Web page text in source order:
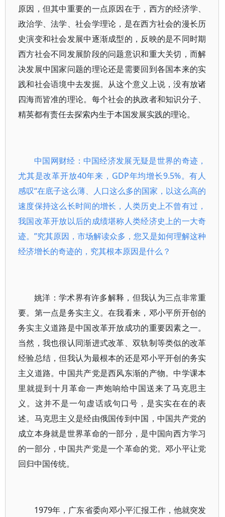
原因，但其中重要的一点原因在于，西方的经济学、
政治学、法学、社会学理论，是在西方社会的漫长历
史演变和社会发展中逐渐成型的，反映的是不同时期
西方社会不同发展阶段的问题意识和重大关切，而解
决发展中国家问题的理论还是需要回到各国本来的实
践和社会语境中去发掘。从这个意义上说，没有放诸
四海而皆准的理论。每个社会的执政者和知识分子、
精英都有责任去探索内生于本国发展实践的理论。
中国网财经：中国经济发展无疑是世界的奇迹，
尤其是改革开放40年来，GDP年均增长9.5%。有人
感叹“在底子这么薄、人口这么多的国家，以这么高的
速度保持这么长时间的增长，人类历史上不曾有过，
我国改革开放以后的成绩堪称人类经济史上的一大奇
迹。”究其原因，市场解读众多，您又是如何理解这种
经济增长的奇迹的，究其根本原因是什么？
姚洋：学术界有许多解释，但我认为三点非常重
要。第一点是务实主义。在我看来，邓小平所开创的
务实主义道路是中国改革开放成功的重要因素之一。
当然，我也很认同渐进式改革、双轨制等类似的改革
经验总结，但我认为最根本的还是邓小平开创的务实
主义道路。中国共产党是西风东渐的产物。中学课本
里就提到十月革命一声炮响给中国送来了马克思主
义。这并不是一句虚话或句口号，是实实在在的表
述。马克思主义是经由俄国传到中国，中国共产党的
成立本身就是世界革命的一部分，是中国向西方学习
的一部分，中国共产党是一个革命的党。邓小平让党
回归中国传统。
1979年，广东省委向邓小平汇报工作，他就突发